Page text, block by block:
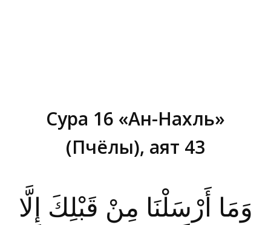
Сура 16 «Ан-Нахль»
(Пчёлы), аят 43
وَمَا أَرْسَلْنَا مِنْ قَبْلِكَ إِلَّا